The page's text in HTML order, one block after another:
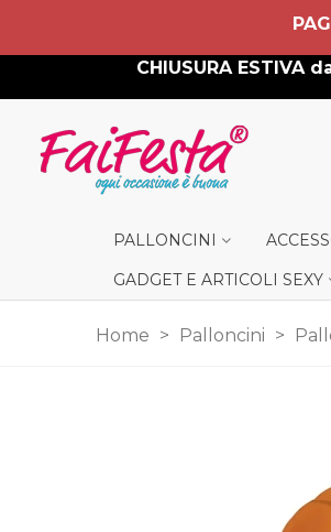
CHIUSURA
PALLONCINI
GADGET E ARTICOLI SEXY
Home > Palloncini >